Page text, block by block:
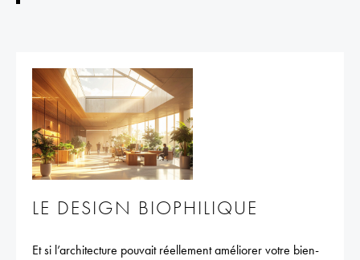
LE DESIGN BIOPHILIQUE
Et si l’architecture pouvait réellement améliorer votre bien-